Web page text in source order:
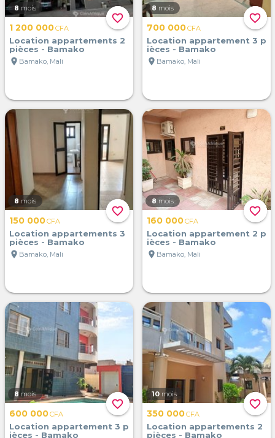
favorite_border
8 mois
1 200 000CFA
Location appartements 2
pièces - Bamako
location_on Bamako, Mali
favorite_border
8 mois
700 000CFA
Location appartement 3 p
ièces - Bamako
location_on Bamako, Mali
favorite_border
8 mois
150 000CFA
Location appartements 3
pièces - Bamako
location_on Bamako, Mali
favorite_border
8 mois
160 000CFA
Location appartement 2 p
ièces - Bamako
location_on Bamako, Mali
favorite_border
8 mois
600 000CFA
Location appartement 3 p
ièces - Bamako
favorite_border
10 mois
350 000CFA
Location appartements 2
pièces - Bamako